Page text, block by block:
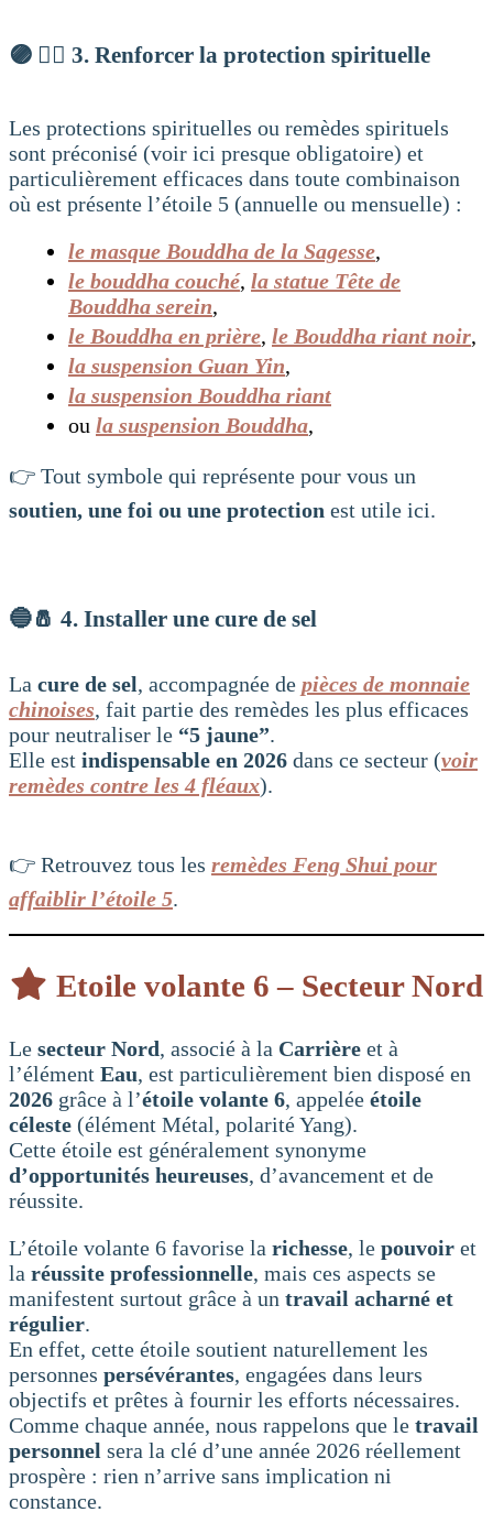
🟣 🧘‍♂️ 3. Renforcer la protection spirituelle
Les protections spirituelles ou remèdes spirituels
sont préconisé (voir ici presque obligatoire) et
particulièrement efficaces dans toute combinaison
où est présente l’étoile 5 (annuelle ou mensuelle) :
le masque Bouddha de la Sagesse,
le bouddha couché, la statue Tête de
Bouddha serein,
le Bouddha en prière, le Bouddha riant noir,
la suspension Guan Yin,
la suspension Bouddha riant
ou la suspension Bouddha,
👉 Tout symbole qui représente pour vous un
soutien, une foi ou une protection est utile ici.
🔵🧂 4. Installer une cure de sel
La cure de sel, accompagnée de pièces de monnaie
chinoises, fait partie des remèdes les plus efficaces
pour neutraliser le “5 jaune”.
Elle est indispensable en 2026 dans ce secteur (voir
remèdes contre les 4 fléaux).
👉 Retrouvez tous les remèdes Feng Shui pour
affaiblir l’étoile 5.
Etoile volante 6 – Secteur Nord
Le secteur Nord, associé à la Carrière et à
l’élément Eau, est particulièrement bien disposé en
2026 grâce à l’étoile volante 6, appelée étoile
céleste (élément Métal, polarité Yang).
Cette étoile est généralement synonyme
d’opportunités heureuses, d’avancement et de
réussite.
L’étoile volante 6 favorise la richesse, le pouvoir et
la réussite professionnelle, mais ces aspects se
manifestent surtout grâce à un travail acharné et
régulier.
En effet, cette étoile soutient naturellement les
personnes persévérantes, engagées dans leurs
objectifs et prêtes à fournir les efforts nécessaires.
Comme chaque année, nous rappelons que le travail
personnel sera la clé d’une année 2026 réellement
prospère : rien n’arrive sans implication ni
constance.